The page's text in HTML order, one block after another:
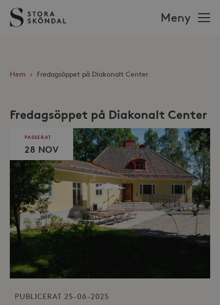
Stora
Sköndal
Meny
Hem › Fredagsöppet på Diakonalt Center
Fredagsöppet på Diakonalt Center
PASSERAT
28 NOV
PUBLICERAT 25-06-2025